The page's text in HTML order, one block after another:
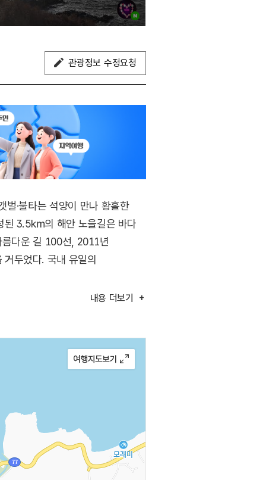
관광정보 수정요청
·불타는 석양이 만나 황홀한
된 3.5㎞의 해안 노을길은 바다
다운 길 100선, 2011년
두었다. 국내 유일의
내용 더보기